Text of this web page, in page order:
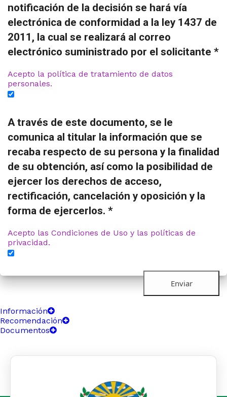
notificación de la decisión se hará vía
electrónica de conformidad a la ley 1437 de
2011, la cual se realizará al correo
electrónico suministrado por el solicitante *
Acepto la política de tratamiento de datos
personales.
A través de este documento, se le
comunica al titular la información que se
recaba respecto de su persona y la finalidad
de su obtención, así como la posibilidad de
ejercer los derechos de acceso,
rectificación, cancelación y oposición y la
forma de ejercerlos. *
Acepto las Condiciones de Uso y las políticas de
privacidad.
Información
Recomendación
Documentos